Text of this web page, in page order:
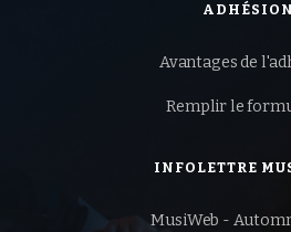
ADHÉSION
Avantages de
Remplir le
INFOLETTRE
MusiWeb -